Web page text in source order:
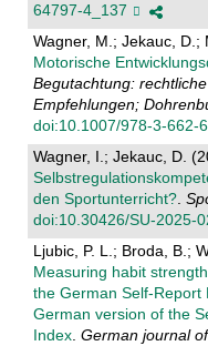
64797-4_137
Wagner, M.; Jekauc, D.;
Motorische
Begutachtung:
Empfehlungen;
doi:10.1007/978-3-662-
Wagner, I.; Jekauc, D.
den Sportunterricht?.
doi:10.30426/SU-2025-
Ljubic, P. L.; Broda, B.;
Measuring habit
the German Self-Report
German version of the
Index. German journal